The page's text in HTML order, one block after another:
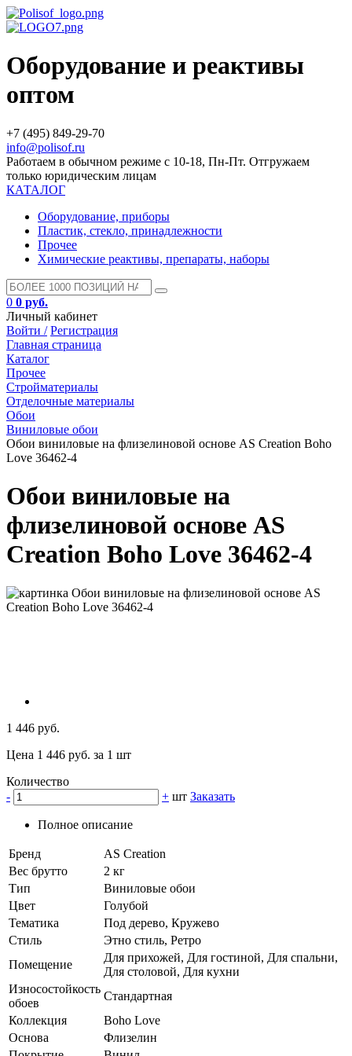
Оборудование и реактивы
оптом
+7 (495) 849-29-70
info@polisof.ru
Работаем в обычном режиме с 10-18, Пн-Пт. Отгружаем
только юридическим лицам
КАТАЛОГ
Оборудование, приборы
Пластик, стекло, принадлежности
Прочее
Химические реактивы, препараты, наборы
0 0 руб.
Личный кабинет
Войти / Регистрация
Главная страница
Каталог
Прочее
Стройматериалы
Отделочные материалы
Обои
Виниловые обои
Обои виниловые на флизелиновой основе AS Creation Boho
Love 36462-4
Обои виниловые на
флизелиновой основе AS
Creation Boho Love 36462-4
1 446 руб.
Цена 1 446 руб. за 1 шт
Количество
-
+ шт Заказать
Полное описание
Бренд
AS Creation
Вес брутто
2 кг
Тип
Виниловые обои
Цвет
Голубой
Тематика
Под дерево, Кружево
Стиль
Этно стиль, Ретро
Помещение
Для прихожей, Для гостиной, Для спальни,
Для столовой, Для кухни
Износостойкость
обоев
Стандартная
Коллекция
Boho Love
Основа
Флизелин